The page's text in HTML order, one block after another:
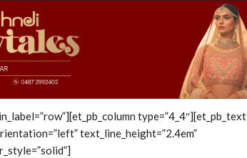
type=”4_4″][et_pb_text
text_line_height=”2.4em”